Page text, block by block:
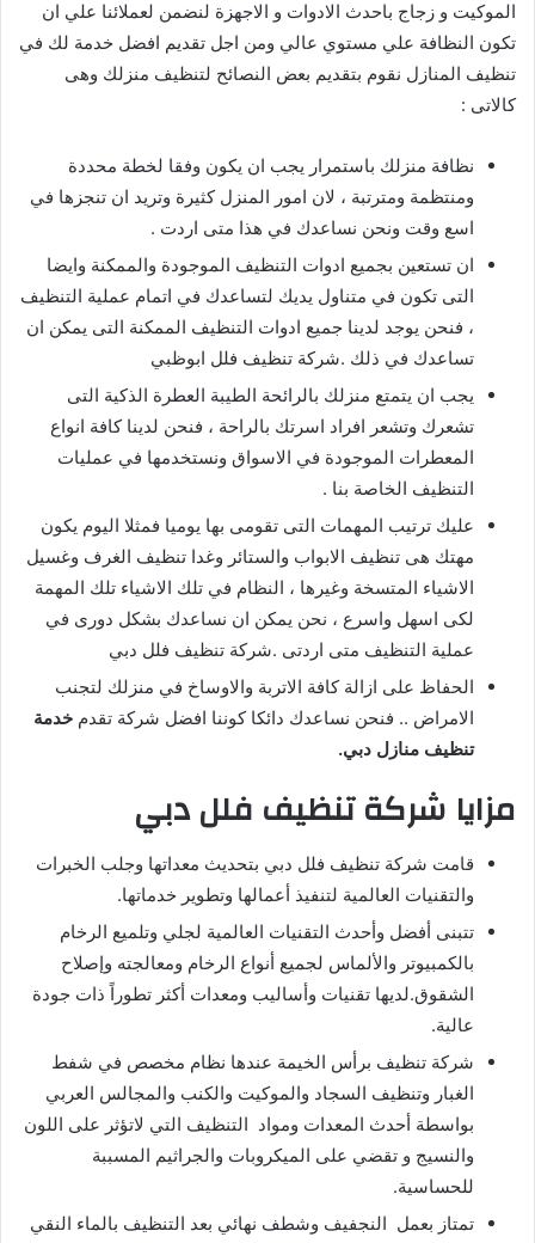
الموكيت و زجاج باحدث الادوات و الاجهزة لنضمن لعملائنا علي ان
تكون النظافة علي مستوي عالي ومن اجل تقديم افضل خدمة لك في
تنظيف المنازل نقوم بتقديم بعض النصائح لتنظيف منزلك وهى
كالاتى :
نظافة منزلك باستمرار يجب ان يكون وفقا لخطة محددة
ومنتظمة ومترتبة ، لان امور المنزل كثيرة وتريد ان تنجزها في
اسع وقت ونحن نساعدك في هذا متى اردت .
ان تستعين بجميع ادوات التنظيف الموجودة والممكنة وايضا
التى تكون في متناول يديك لتساعدك في اتمام عملية التنظيف
، فنحن يوجد لدينا جميع ادوات التنظيف الممكنة التى يمكن ان
تساعدك في ذلك .شركة تنظيف فلل ابوظبي
يجب ان يتمتع منزلك بالرائحة الطيبة العطرة الذكية التى
تشعرك وتشعر افراد اسرتك بالراحة ، فنحن لدينا كافة انواع
المعطرات الموجودة في الاسواق ونستخدمها في عمليات
التنظيف الخاصة بنا .
عليك ترتيب المهمات التى تقومى بها يوميا فمثلا اليوم يكون
مهتك هى تنظيف الابواب والستائر وغدا تنظيف الغرف وغسيل
الاشياء المتسخة وغيرها ، النظام في تلك الاشياء تلك المهمة
لكى اسهل واسرع ، نحن يمكن ان نساعدك بشكل دورى في
عملية التنظيف متى اردتى .شركة تنظيف فلل دبي
الحفاظ على ازالة كافة الاتربة والاوساخ في منزلك لتجنب
الامراض .. فنحن نساعدك دائكا كوننا افضل شركة تقدم خدمة
تنظيف منازل دبي.
مزايا شركة تنظيف فلل دبي
قامت شركة تنظيف فلل دبي بتحديث معداتها وجلب الخبرات
والتقنيات العالمية لتنفيذ أعمالها وتطوير خدماتها.
تتبنى أفضل وأحدث التقنيات العالمية لجلي وتلميع الرخام
بالكمبيوتر والألماس لجميع أنواع الرخام ومعالجته وإصلاح
الشقوق.لديها تقنيات وأساليب ومعدات أكثر تطوراً ذات جودة
عالية.
شركة تنظيف برأس الخيمة عندها نظام مخصص في شفط
الغبار وتنظيف السجاد والموكيت والكنب والمجالس العربي
بواسطة أحدث المعدات ومواد التنظيف التي لاتؤثر على اللون
والنسيج و تقضي على الميكروبات والجراثيم المسببة
للحساسية.
تمتاز بعمل النجفيف وشطف نهائي بعد التنظيف بالماء النقي